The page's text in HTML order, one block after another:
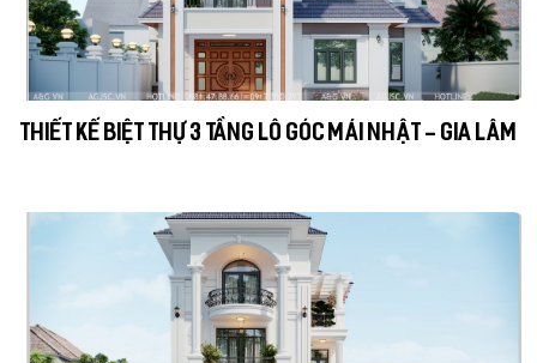
THIẾT KẾ BIỆT THỰ 3 TẦNG LÔ GÓC MÁI NHẬT - GIA LÂM